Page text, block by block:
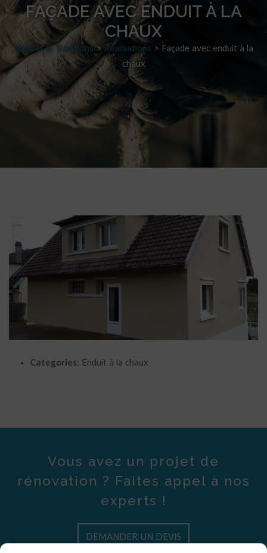
FAÇADE AVEC ENDUIT À LA
CHAUX
Habitat & Traditions> Réalisations > Façade avec enduit à la
chaux
Categories: Enduit à la chaux
Vous avez un projet de
rénovation ? Faites appel à nos
experts !
DEMANDER UN DEVIS